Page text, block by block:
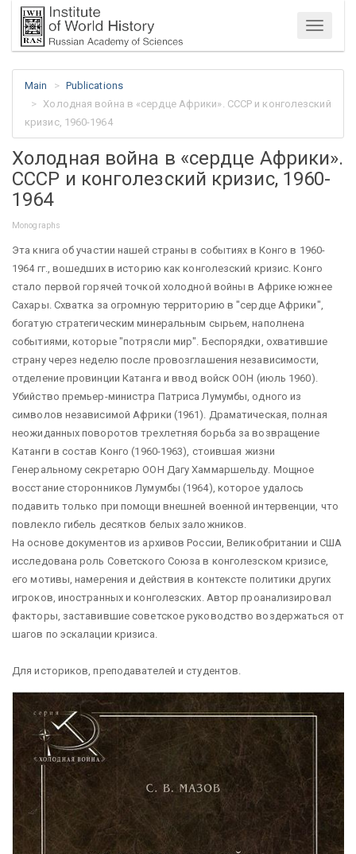
Menu
Main
Publications
Холодная война в «сердце Африки». СССР и конголезский
кризис, 1960-1964
Холодная война в «сердце Африки».
СССР и конголезский кризис, 1960-
1964
Monographs
Эта книга об участии нашей страны в событиях в Конго в 1960-
1964 гг., вошедших в историю как конголезский кризис. Конго
стало первой горячей точкой холодной войны в Африке южнее
Сахары. Схватка за огромную территорию в "сердце Африки",
богатую стратегическим минеральным сырьем, наполнена
событиями, которые "потрясли мир". Беспорядки, охватившие
страну через неделю после провозглашения независимости,
отделение провинции Катанга и ввод войск ООН (июль 1960).
Убийство премьер-министра Патриса Лумумбы, одного из
символов независимой Африки (1961). Драматическая, полная
неожиданных поворотов трехлетняя борьба за возвращение
Катанги в состав Конго (1960-1963), стоившая жизни
Генеральному секретарю ООН Дагу Хаммаршельду. Мощное
восстание сторонников Лумумбы (1964), которое удалось
подавить только при помощи внешней военной интервенции, что
повлекло гибель десятков белых заложников.
На основе документов из архивов России, Великобритании и США
исследована роль Советского Союза в конголезском кризисе,
его мотивы, намерения и действия в контексте политики других
игроков, иностранных и конголезских. Автор проанализировал
факторы, заставившие советское руководство воздержаться от
шагов по эскалации кризиса.
Для историков, преподавателей и студентов.